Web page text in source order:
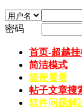
密码
首页-超越挂
简洁模式
随便看看
帖子文章搜
软件问题解